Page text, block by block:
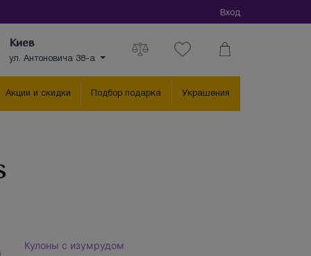
Вход
Киев
ул. Антоновича 38-а
Акции и скидки Подбор подарка Украшения
Кулоны с изумрудом